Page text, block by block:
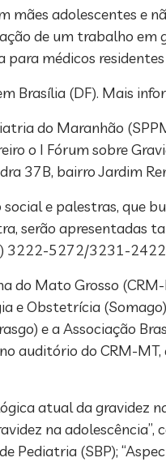
mães adolescentes e
de um trabalho em
médicos
Brasília (DF). Mais
do Maranhão
o I Fórum sobre
37B, bairro Jardim
e palestras, que
serão apresentadas
3222-5272/3231-
do Mato Grosso
e Obstetrícia
e a Associação
auditório do CRM-
atual da gravidez
na
Pediatria (SBP);